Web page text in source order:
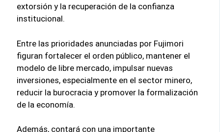
extorsión y la recuperación de la confianza
institucional.
Entre las prioridades anunciadas por Fujimori
figuran fortalecer el orden público, mantener el
modelo de libre mercado, impulsar nuevas
inversiones, especialmente en el sector minero,
reducir la burocracia y promover la formalización
de la economía.
Además, contará con una importante